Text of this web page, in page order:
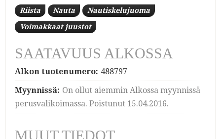
Riista Nauta Nautiskelujuoma
Voimakkaat juustot
SAATAVUUS ALKOSSA
Alkon tuotenumero: 488797
Myynnissä: On ollut aiemmin Alkossa myynnissä
perusvalikoimassa. Poistunut 15.04.2016.
MUUT TIEDOT